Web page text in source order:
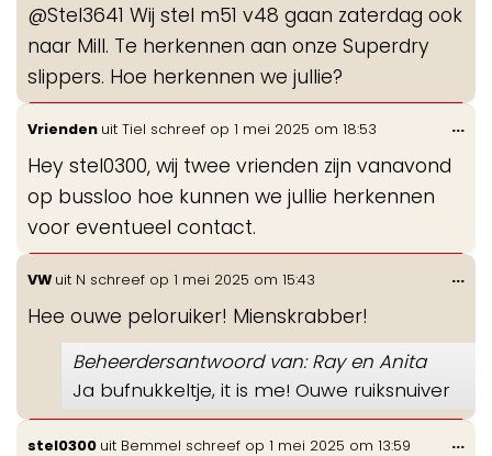
@Stel3641 Wij stel m51 v48 gaan zaterdag ook
naar Mill. Te herkennen aan onze Superdry
slippers. Hoe herkennen we jullie?
Vrienden uit Tiel schreef op 1 mei 2025 om 18:53
Hey stel0300, wij twee vrienden zijn vanavond
op bussloo hoe kunnen we jullie herkennen
voor eventueel contact.
...
VW uit N schreef op 1 mei 2025 om 15:43
Hee ouwe peloruiker! Mienskrabber!
Beheerdersantwoord van: Ray en Anita
Ja bufnukkeltje, it is me! Ouwe ruiksnuiver
...
stel0300 uit Bemmel schreef op 1 mei 2025 om 13:59 ...